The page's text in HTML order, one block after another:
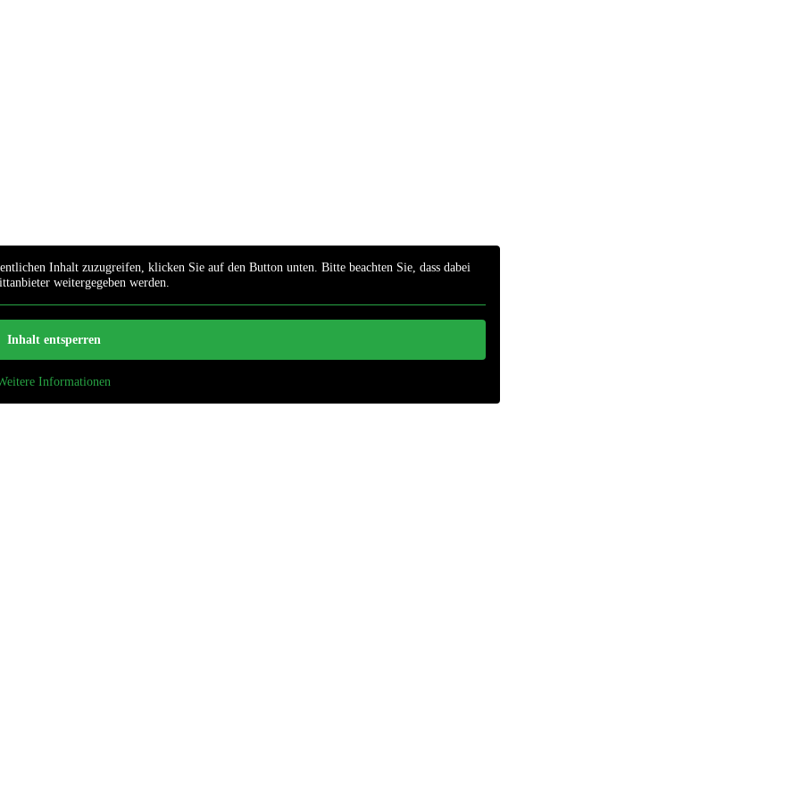
Inhalt zuzugreifen, klicken Sie auf den Button unten. Bitte beachten Sie, dass dabei
weitergegeben werden.
Inhalt entsperren
Informationen